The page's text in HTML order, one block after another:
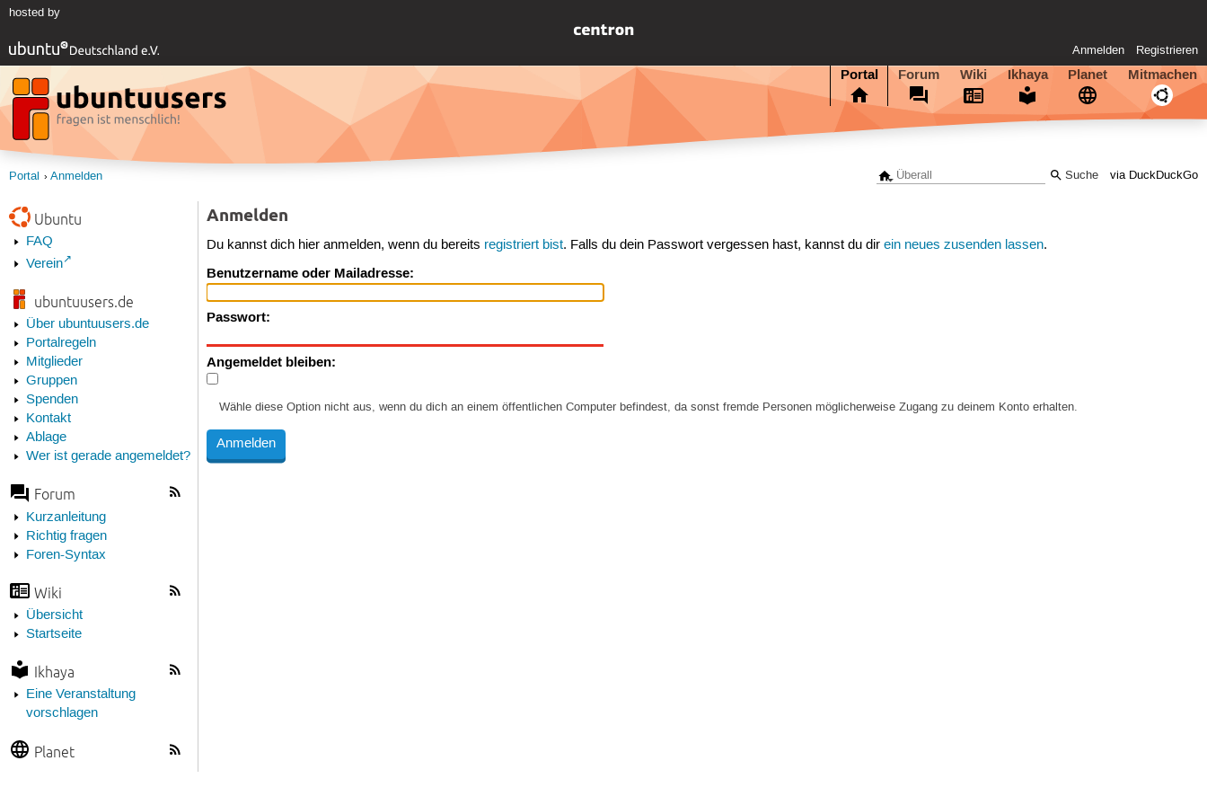
hosted by
Anmelden Registrieren
Portal Forum Wiki Ikhaya Planet Mitmachen
via DuckDuckGo
Portal Anmelden
Ubuntu
FAQ
Verein
ubuntuusers.de
Über ubuntuusers.de
Portalregeln
Mitglieder
Gruppen
Spenden
Kontakt
Ablage
Wer ist gerade angemeldet?
Forum
Kurzanleitung
Richtig fragen
Foren-Syntax
Wiki
Übersicht
Startseite
Ikhaya
Eine Veranstaltung
vorschlagen
Planet
Anmelden
Du kannst dich hier anmelden, wenn du bereits registriert bist. Falls du dein Passwort vergessen hast, kannst du direin neues zusenden lassen.
Benutzername oder Mailadresse:
Passwort:
Angemeldet bleiben:
Wähle diese Option nicht aus, wenn du dich an einem öffentlichen Computer befindest, da sonst fremde Personen möglicherweise Zugang zu deinem Konto erhalten.